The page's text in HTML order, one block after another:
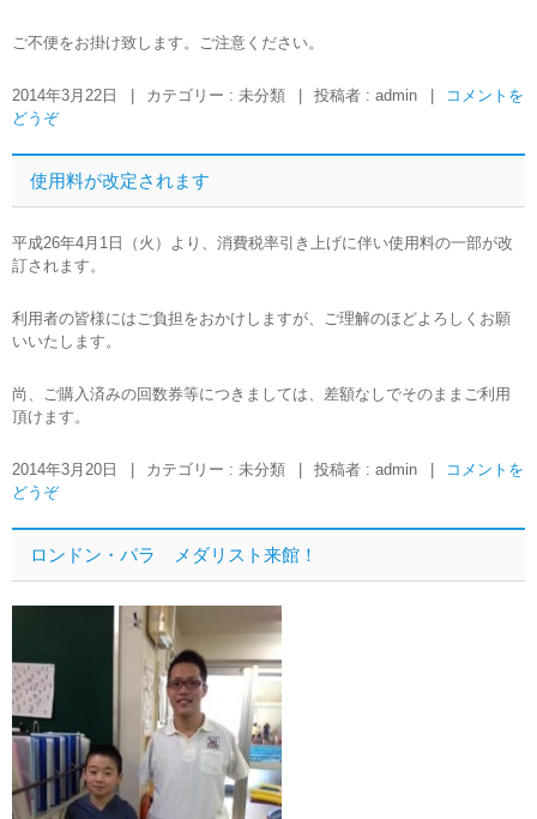
ご不便をお掛け致します。ご注意ください。
2014年3月22日 カテゴリー : 未分類 投稿者 : admin
コメントを
どうぞ
使用料が改定されます
平成26年4月1日（火）より、消費税率引き上げに伴い使用料の一部が改
訂されます。
利用者の皆様にはご負担をおかけしますが、ご理解のほどよろしくお願
いいたします。
尚、ご購入済みの回数券等につきましては、差額なしでそのままご利用
頂けます。
2014年3月20日 カテゴリー : 未分類 投稿者 : admin
コメントを
どうぞ
ロンドン・パラ メダリスト来館！